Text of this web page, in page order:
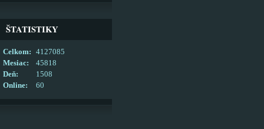
ŠTATISTIKY
Online: 60
Celkom:
4127085
Mesiac:
45818
Deň:
1508